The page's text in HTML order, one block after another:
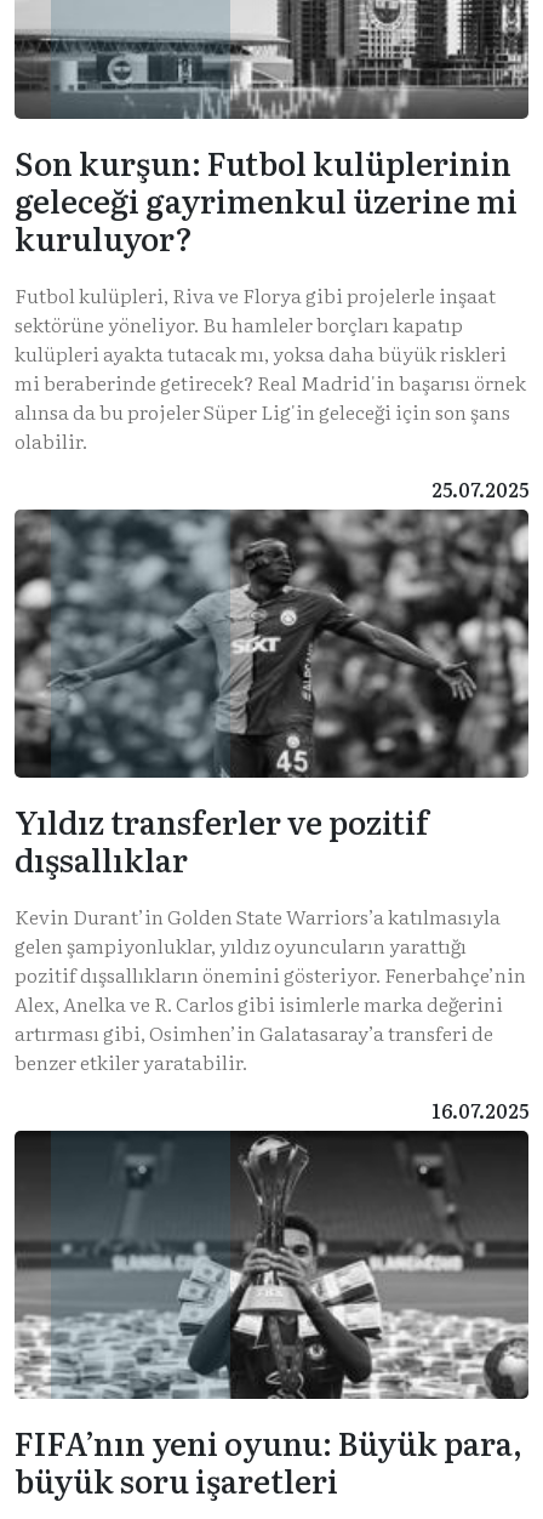
Son kurşun: Futbol kulüplerinin
geleceği gayrimenkul üzerine mi
kuruluyor?
Futbol kulüpleri, Riva ve Florya gibi projelerle inşaat
sektörüne yöneliyor. Bu hamleler borçları kapatıp
kulüpleri ayakta tutacak mı, yoksa daha büyük riskleri
mi beraberinde getirecek? Real Madrid'in başarısı örnek
alınsa da bu projeler Süper Lig'in geleceği için son şans
olabilir.
25.07.2025
Yıldız transferler ve pozitif
dışsallıklar
Kevin Durant’in Golden State Warriors’a katılmasıyla
gelen şampiyonluklar, yıldız oyuncuların yarattığı
pozitif dışsallıkların önemini gösteriyor. Fenerbahçe’nin
Alex, Anelka ve R. Carlos gibi isimlerle marka değerini
artırması gibi, Osimhen’in Galatasaray’a transferi de
benzer etkiler yaratabilir.
16.07.2025
FIFA’nın yeni oyunu: Büyük para,
büyük soru işaretleri